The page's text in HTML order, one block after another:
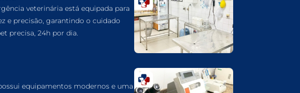
CUIDADOS EM ANIMAIS 24 HORAS EM
GUARULHOS
CLÍNICA VETERINÁRIA EM GUARULHOS
CLÍNICA VETERINÁRIA 24 HORAS EM
GUARULHOS
CIRURGIA VETERINÁRIA GERAL EM
GUARULHOS
veterinária está equipada para
e precisão, garantindo o cuidado
precisa, 24h por dia.
equipamentos modernos e uma